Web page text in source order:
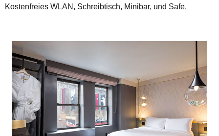
Kostenfreies WLAN, Schreibtisch, Minibar, und Safe.